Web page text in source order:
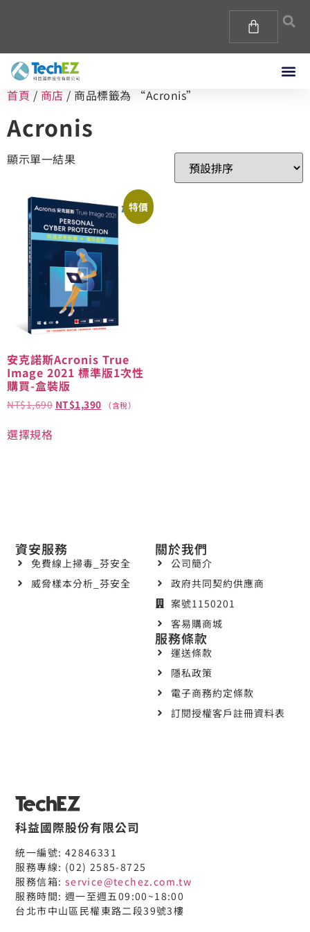
首頁 / 商店 / 商品標籤為 “Acronis”
Acronis
顯示單一結果
特價
安克諾斯Acronis True
Image 2021 標準版1次性
購買-盒裝版
NT$1,690 NT$1,390 （含稅）
選擇規格
科益國際股份有限公司
統一編號: 42846331
服務專線: (02) 2585-8725
服務信箱: service@techez.com.tw
服務時間: 週一至週五09:00~18:00
台北市中山區民權東路二段39號3樓
關於我們
公司簡介
政府共同契約供應商
案號1150201
客易購商城
資安服務
免費線上掃毒_芬安全
威脅樣本分析_芬安全
服務條款
運送條款
隱私政策
電子商務約定條款
訂閱授權客戶註冊資料表